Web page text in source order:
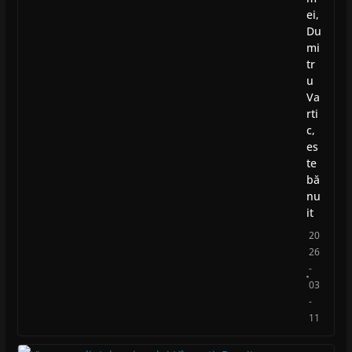
ei,
Du
mi
tr
u
Va
rti
c,
es
te
bă
nu
it
20
26
-
03
-
11